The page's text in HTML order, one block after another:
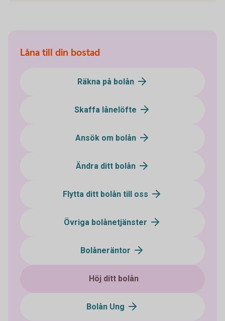
Låna till din bostad
Räkna på bolån
Skaffa lånelöfte
Ansök om bolån
Ändra ditt bolån
Flytta ditt bolån till oss
Övriga bolånetjänster
Bolåneräntor
Höj ditt bolån
Bolån Ung